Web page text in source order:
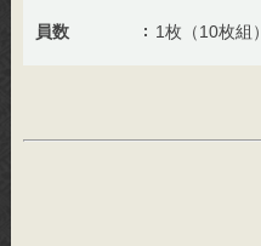
員数 1枚（10枚組）